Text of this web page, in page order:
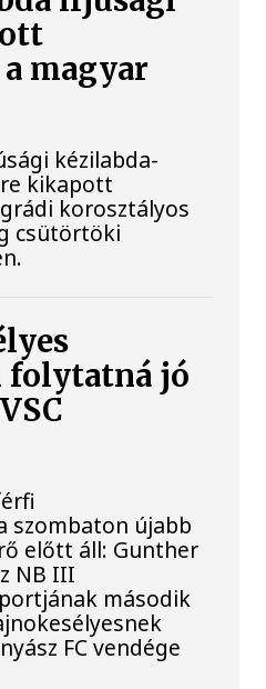
magyar
kézilabda-
kikapott
korosztályos
csütörtöki
folytatná jó
szombaton újabb
előtt áll: Gunther
NB III
második
FC vendége